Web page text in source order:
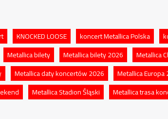
KNOCKED LOOSE koncert Metallica Polska
Metallica bilety Metallica bilety 2026
Metallica
Metallica daty koncertów 2026
Metallica Europa
Metallica Stadion Śląski Metallica trasa